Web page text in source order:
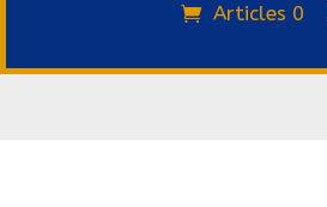
Articles 0